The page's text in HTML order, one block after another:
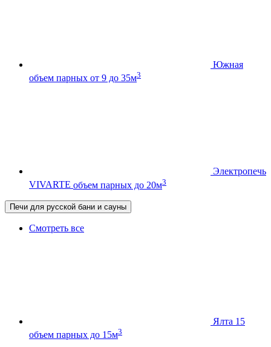
Южная
объем парных от 9 до 35м3
Электропечь
VIVARTE объем парных до 20м3
Печи для русской бани и сауны
Смотреть все
Ялта 15
объем парных до 15м3